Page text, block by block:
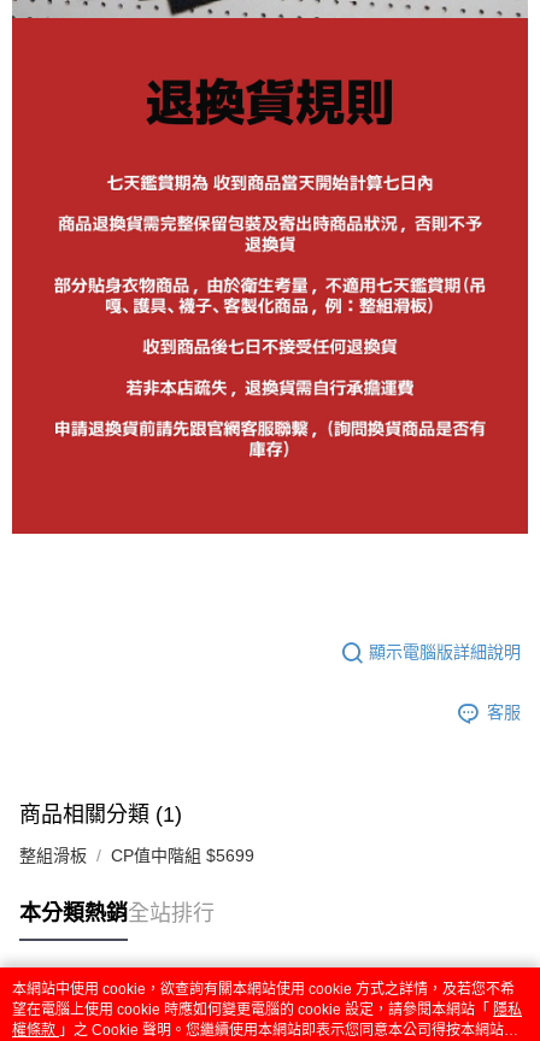
顯示電腦版詳細說明
客服
商品相關分類 (1)
整組滑板 CP值中階組 $5699
本分類熱銷全站排行
熱門標籤
本網站中使用 cookie，欲查詢有關本網站使用 cookie 方式之詳情，及若您不希
望在電腦上使用 cookie 時應如何變更電腦的 cookie 設定，請參閱本網站「 隱私
權條款 」之 Cookie 聲明。您繼續使用本網站即表示您同意本公司得按本網站使